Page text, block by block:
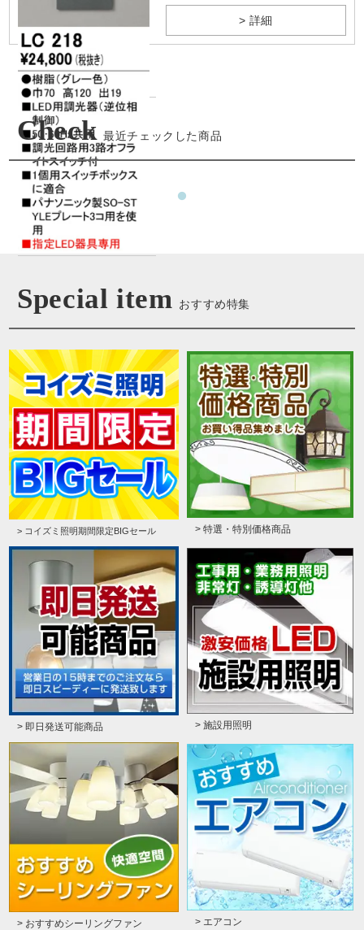
> 詳細
Check 最近チェックした商品
Special item おすすめ特集
> コイズミ照明期間限定BIGセール > 特選・特別価格商品
> 即日発送可能商品 > 施設用照明
> おすすめシーリングファン > エアコン